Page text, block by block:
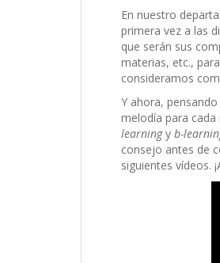
En nuestro
primera vez a las
que serán sus
materias, etc.,
consideramos
Y ahora,
melodía para
learningy b-
consejo antes de
siguientes vídeos.